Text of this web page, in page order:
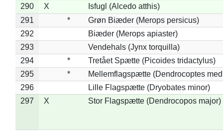
290
X
Isfugl (Alcedo atthis)
291
*
Grøn Biæder (Merops persicus)
292
Biæder (Merops apiaster)
293
Vendehals (Jynx torquilla)
294
*
Tretået Spætte (Picoides tridactylus)
295
*
Mellemflagspætte (Dendrocoptes
296
Lille Flagspætte (Dryobates minor)
297
X Stor Flagspætte (Dendrocopos major)